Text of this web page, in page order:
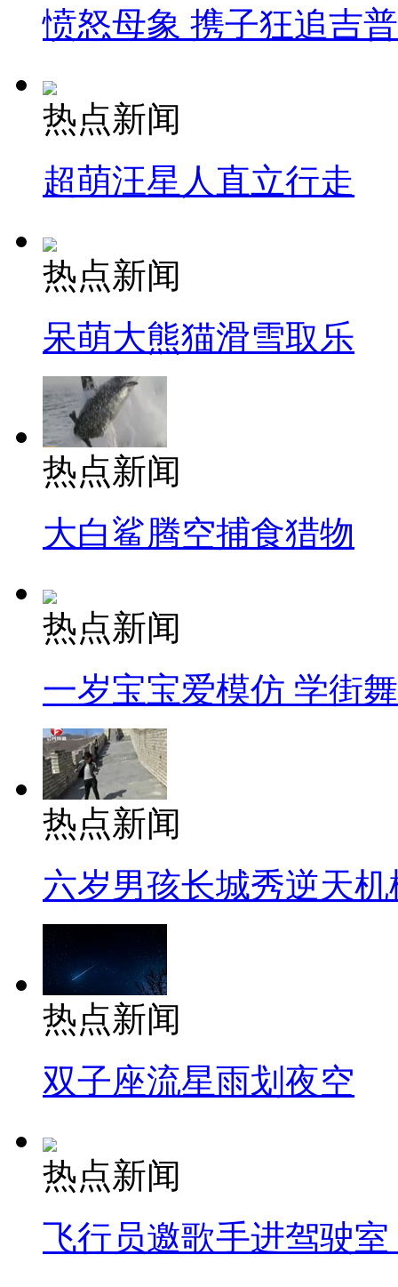
愤怒母象 携子狂追吉
热点新闻
超萌汪星人直立行走
热点新闻
呆萌大熊猫滑雪取乐
热点新闻
大白鲨腾空捕食猎物
热点新闻
一岁宝宝爱模仿 学街
热点新闻
六岁男孩长城秀逆天机
热点新闻
双子座流星雨划夜空
热点新闻
飞行员邀歌手进驾驶